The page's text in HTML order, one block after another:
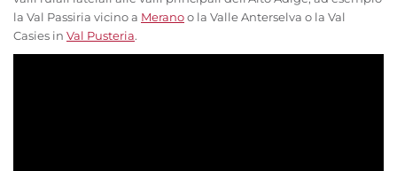
la Val Passiria vicino a Meranoo la Valle Anterselva o la Val
Casies in Val Pusteria.